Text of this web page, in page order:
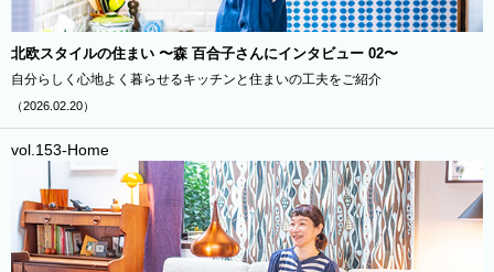
北欧スタイルの住まい 〜森 百合子さんにインタビュー 02〜
自分らしく心地よく暮らせるキッチンと住まいの工夫をご紹介
（2026.02.20）
vol.153-Home